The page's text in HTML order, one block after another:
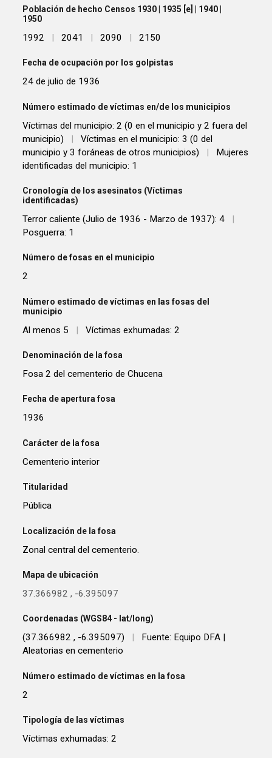
Población de hecho Censos 1930 | 1935 [e] | 1940 |
1950
1992 | 2041 | 2090 | 2150
Fecha de ocupación por los golpistas
24 de julio de 1936
Número estimado de víctimas en/de los municipios
Víctimas del municipio: 2 (0 en el municipio y 2 fuera del
municipio)
|
Víctimas en el municipio: 3 (0 del
municipio y 3 foráneas de otros municipios)
|
Mujeres
identificadas del municipio: 1
Cronología de los asesinatos (Víctimas
identificadas)
Terror caliente (Julio de 1936 - Marzo de 1937): 4
|
Posguerra: 1
Número de fosas en el municipio
2
Número estimado de víctimas en las fosas del
municipio
Al menos 5 | Víctimas exhumadas: 2
Denominación de la fosa
Fosa 2 del cementerio de Chucena
Fecha de apertura fosa
1936
Carácter de la fosa
Cementerio interior
Titularidad
Pública
Localización de la fosa
Zonal central del cementerio.
Mapa de ubicación
37.366982 , -6.395097
Coordenadas (WGS84 - lat/long)
(37.366982 , -6.395097)
Fuente: Equipo DFA |
Aleatorias en cementerio
Número estimado de víctimas en la fosa
2
Tipología de las víctimas
Víctimas exhumadas: 2